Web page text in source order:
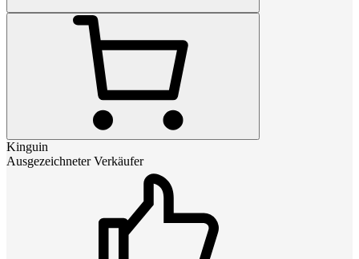
Kinguin
Ausgezeichneter Verkäufer